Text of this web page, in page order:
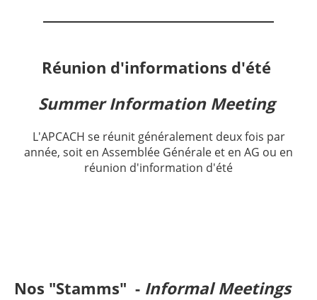
Réunion d'informations d'été
Summer Information Meeting
L'APCACH se réunit généralement deux fois par
année, soit en Assemblée Générale et en AG ou en
réunion d'information d'été
Nos "Stamms" - Informal Meetings